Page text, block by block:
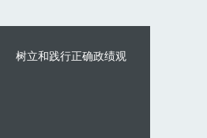
树立和践行正确政绩观